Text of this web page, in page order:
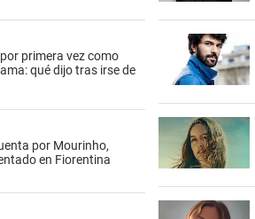
primera vez como
qué dijo tras irse de
por Mourinho,
en Fiorentina